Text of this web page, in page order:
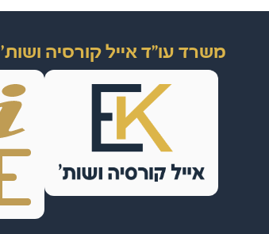
משרד עו"ד אייל קורסיה ושות'